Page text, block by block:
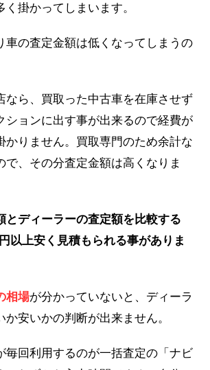
掛かってしまいます。
車の査定金額は低くなってしまうの
なら、買取った中古車を在庫させず
ションに出す事が出来るので経費が
かりません。買取専門のため余計な
で、その分査定金額は高くなりま
とディーラーの査定額を比較する
以上安く見積もられる事がありま
相場が分かっていないと、ディーラ
安いかの判断が出来ません。
毎回利用するのが一括査定の「ナビ